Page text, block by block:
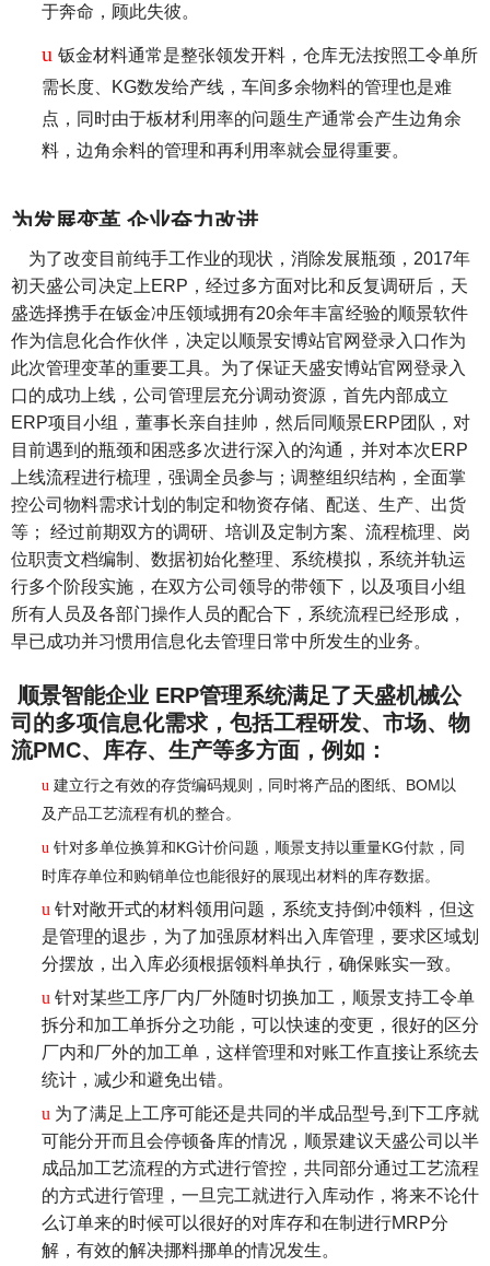
于奔命，顾此失彼。
u 钣金材料通常是整张领发开料，仓库无法按照工令单所
需长度、KG数发给产线，车间多余物料的管理也是难
点，同时由于板材利用率的问题生产通常会产生边角余
料，边角余料的管理和再利用率就会显得重要。
为发展变革 企业奋力改进
为了改变目前纯手工作业的现状，消除发展瓶颈，2017年
初天盛公司决定上ERP，经过多方面对比和反复调研后，天
盛选择携手在钣金冲压领域拥有20余年丰富经验的顺景软件
作为信息化合作伙伴，决定以顺景安博站官网登录入口作为
此次管理变革的重要工具。为了保证天盛安博站官网登录入
口的成功上线，公司管理层充分调动资源，首先内部成立
ERP项目小组，董事长亲自挂帅，然后同顺景ERP团队，对
目前遇到的瓶颈和困惑多次进行深入的沟通，并对本次ERP
上线流程进行梳理，强调全员参与；调整组织结构，全面掌
控公司物料需求计划的制定和物资存储、配送、生产、出货
等； 经过前期双方的调研、培训及定制方案、流程梳理、岗
位职责文档编制、数据初始化整理、系统模拟，系统并轨运
行多个阶段实施，在双方公司领导的带领下，以及项目小组
所有人员及各部门操作人员的配合下，系统流程已经形成，
早已成功并习惯用信息化去管理日常中所发生的业务。
顺景智能企业 ERP管理系统满足了天盛机械公
司的多项信息化需求，包括工程研发、市场、物
流PMC、库存、生产等多方面，例如：
u 建立行之有效的存货编码规则，同时将产品的图纸、BOM以
及产品工艺流程有机的整合。
u 针对多单位换算和KG计价问题，顺景支持以重量KG付款，同
时库存单位和购销单位也能很好的展现出材料的库存数据。
u 针对敞开式的材料领用问题，系统支持倒冲领料，但这
是管理的退步，为了加强原材料出入库管理，要求区域划
分摆放，出入库必须根据领料单执行，确保账实一致。
u 针对某些工序厂内厂外随时切换加工，顺景支持工令单
拆分和加工单拆分之功能，可以快速的变更，很好的区分
厂内和厂外的加工单，这样管理和对账工作直接让系统去
统计，减少和避免出错。
u 为了满足上工序可能还是共同的半成品型号,到下工序就
可能分开而且会停顿备库的情况，顺景建议天盛公司以半
成品加工艺流程的方式进行管控，共同部分通过工艺流程
的方式进行管理，一旦完工就进行入库动作，将来不论什
么订单来的时候可以很好的对库存和在制进行MRP分
解，有效的解决挪料挪单的情况发生。